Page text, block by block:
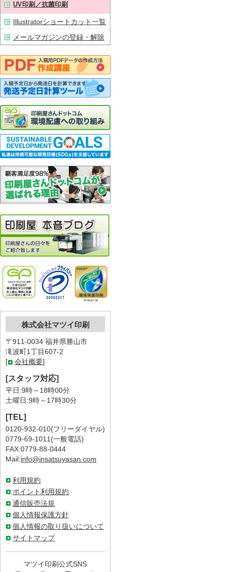
UV印刷／抗菌印刷
Illustratorショートカット一覧
メールマガジンの登録・解除
株式会社マツイ印刷
〒911-0034 福井県勝山市
滝波町1丁目607-2
[
会社概要]
[スタッフ対応]
平日:9時～18時00分
土曜日:9時～17時30分
[TEL]
0120-932-010(フリーダイヤル)
0779-69-1011(一般電話)
FAX:0779-88-0444
Mail:info@insatsuyasan.com
利用規約
ポイント利用規約
通信販売法規
個人情報保護方針
個人情報の取り扱いについて
サイトマップ
マツイ印刷公式SNS